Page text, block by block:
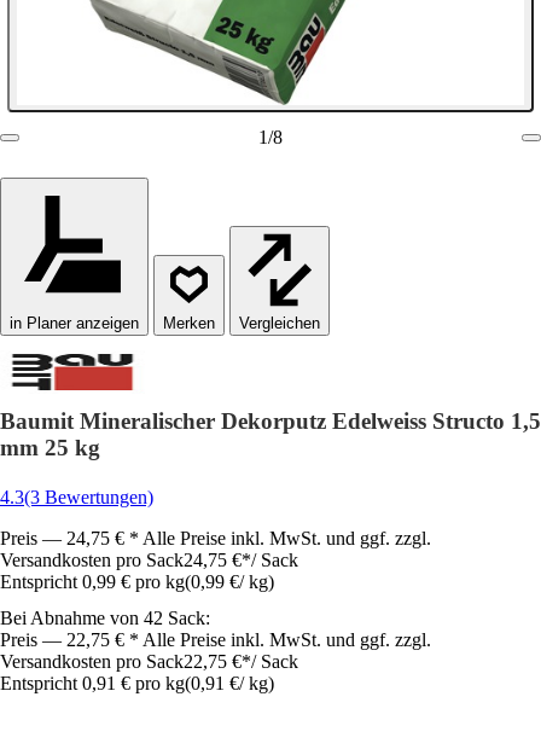
1/8
in Planer anzeigen Vergleichen
Baumit Mineralischer Dekorputz Edelweiss Structo 1,5
mm 25 kg
4.3(3 Bewertungen)
Preis — 24,75 € * Alle Preise inkl. MwSt. und ggf. zzgl.
Versandkosten pro Sack24,75 €*/ Sack
Entspricht 0,99 € pro kg(0,99 €/ kg)
Bei Abnahme von 42 Sack:
Preis — 22,75 € * Alle Preise inkl. MwSt. und ggf. zzgl.
Versandkosten pro Sack22,75 €*/ Sack
Entspricht 0,91 € pro kg(0,91 €/ kg)